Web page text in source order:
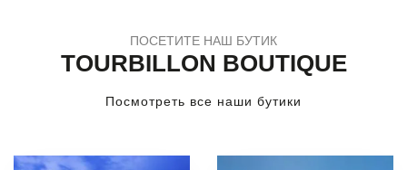
ПОСЕТИТЕ НАШ БУТИК
TOURBILLON BOUTIQUE
Посмотреть все наши бутики